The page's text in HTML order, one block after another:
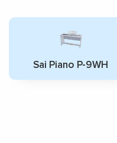
Sai Piano P-9WH